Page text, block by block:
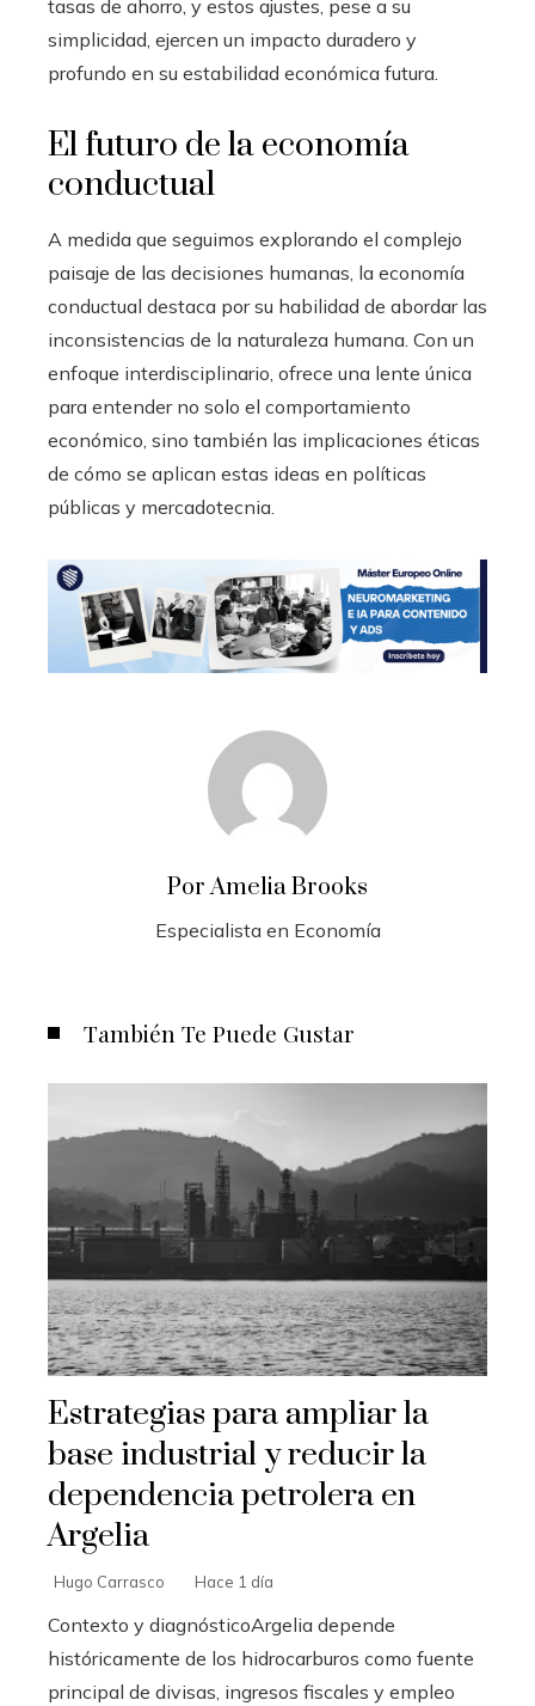
tasas de ahorro, y estos ajustes, pese a su
simplicidad, ejercen un impacto duradero y
profundo en su estabilidad económica futura.
El futuro de la economía
conductual
A medida que seguimos explorando el complejo
paisaje de las decisiones humanas, la economía
conductual destaca por su habilidad de abordar las
inconsistencias de la naturaleza humana. Con un
enfoque interdisciplinario, ofrece una lente única
para entender no solo el comportamiento
económico, sino también las implicaciones éticas
de cómo se aplican estas ideas en políticas
públicas y mercadotecnia.
Por Amelia Brooks
Especialista en Economía
También Te Puede Gustar
Estrategias para ampliar la
base industrial y reducir la
dependencia petrolera en
Argelia
Hugo Carrasco Hace 1 día
Contexto y diagnósticoArgelia depende
históricamente de los hidrocarburos como fuente
principal de divisas, ingresos fiscales y empleo